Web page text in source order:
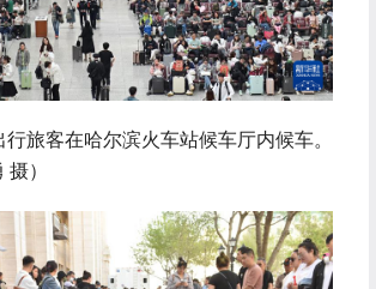
客在哈尔滨火车站候车厅内候车。
）